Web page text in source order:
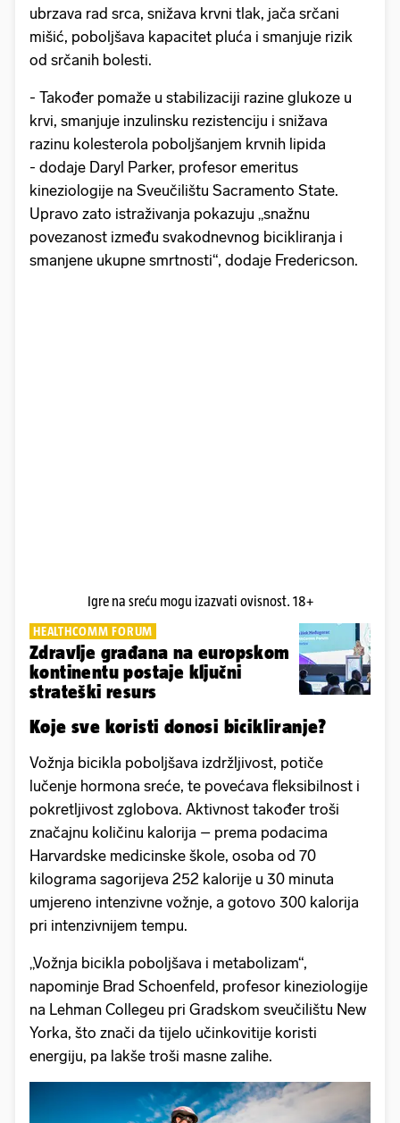
ubrzava rad srca, snižava krvni tlak, jača srčani
mišić, poboljšava kapacitet pluća i smanjuje rizik
od srčanih bolesti.
- Također pomaže u stabilizaciji razine glukoze u
krvi, smanjuje inzulinsku rezistenciju i snižava
razinu kolesterola poboljšanjem krvnih lipida
- dodaje Daryl Parker, profesor emeritus
kineziologije na Sveučilištu Sacramento State.
Upravo zato istraživanja pokazuju „snažnu
povezanost između svakodnevnog bicikliranja i
smanjene ukupne smrtnosti“, dodaje Fredericson.
Igre na sreću mogu izazvati ovisnost. 18+
HEALTHCOMM FORUM
Zdravlje građana na europskom
kontinentu postaje ključni
strateški resurs
Koje sve koristi donosi bicikliranje?
Vožnja bicikla poboljšava izdržljivost, potiče
lučenje hormona sreće, te povećava fleksibilnost i
pokretljivost zglobova. Aktivnost također troši
značajnu količinu kalorija – prema podacima
Harvardske medicinske škole, osoba od 70
kilograma sagorijeva 252 kalorije u 30 minuta
umjereno intenzivne vožnje, a gotovo 300 kalorija
pri intenzivnijem tempu.
„Vožnja bicikla poboljšava i metabolizam“,
napominje Brad Schoenfeld, profesor kineziologije
na Lehman Collegeu pri Gradskom sveučilištu New
Yorka, što znači da tijelo učinkovitije koristi
energiju, pa lakše troši masne zalihe.